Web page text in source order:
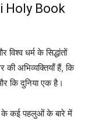
Holy Book
धर्म के सिद्धांतों
की अभिव्यक्तियाँ हैं, कि
कि दुनिया एक है।
के कई पहलुओं के बारे में